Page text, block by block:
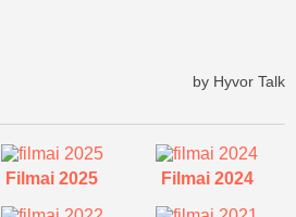
Filmai 2025 Filmai 2024